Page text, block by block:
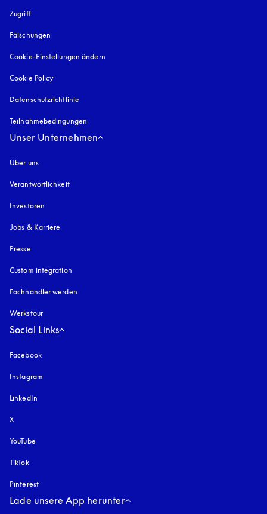
Zugrifföffnet sich in einem neuen Tab
Fälschungen
Cookie-Einstellungen ändern
Cookie Policy
Datenschutzrichtlinie
Teilnahmebedingungen
Unser Unternehmen
Über uns
Verantwortlichkeit
Investoren
Jobs & Karriere
Presse
Custom integration
Fachhändler werden
Werkstour
Social Links
Facebook
Instagram
LinkedIn
X
YouTube
TikTok
Pinterest
Lade unsere App herunter